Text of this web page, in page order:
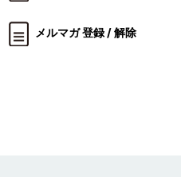
メルマガ 登録 / 解除